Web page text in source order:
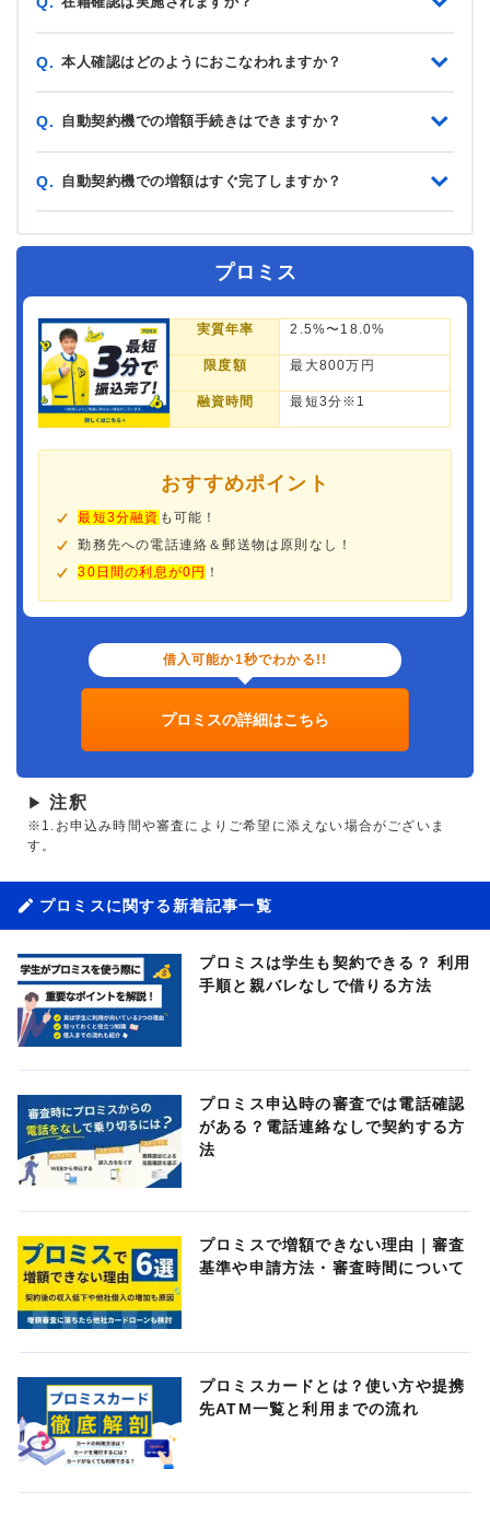
Q. 本人確認はどのようにおこなわれますか？
Q. 自動契約機での増額手続きはできますか？
Q. 自動契約機での増額はすぐ完了しますか？
プロミス
実質年率 2.5%〜18.0%
限度額 最大800万円
融資時間 最短3分※1
おすすめポイント
最短3分融資 も可能！
勤務先への電話連絡＆郵送物は原則なし！
30日間の利息が0円 ！
借入可能か1秒でわかる!!
プロミスの詳細はこちら
▶ 注釈
※1.お申込み時間や審査によりご希望に添えない場合がございま
す。
プロミスに関する新着記事一覧
プロミスは学生も契約できる？ 利用
手順と親バレなしで借りる方法
プロミス申込時の審査では電話確認
がある？電話連絡なしで契約する方
法
プロミスで増額できない理由｜審査
基準や申請方法・審査時間について
プロミスカードとは？使い方や提携
先ATM一覧と利用までの流れ